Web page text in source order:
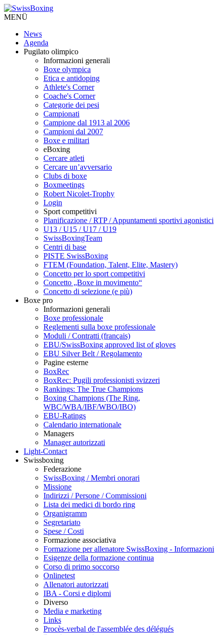
MENÜ
News
Agenda
Pugilato olimpico
Informazioni generali
Boxe olympica
Etica e antidoping
Athlete's Corner
Coache's Corner
Categorie dei pesi
Campionati
Campione dal 1913 al 2006
Campioni dal 2007
Boxe e militari
eBoxing
Cercare atleti
Cercare un’avversario
Clubs di boxe
Boxmeetings
Robert Nicolet-Trophy
Login
Sport competitivi
Planificazione / RTP / Appuntamenti sportivi agonistici
U13 / U15 / U17 / U19
SwissBoxingTeam
Centri di base
PISTE SwissBoxing
FTEM (Foundation, Talent, Elite, Mastery)
Concetto per lo sport competitivi
Concetto „Boxe in movimento“
Concetto di selezione (e più)
Boxe pro
Informazioni generali
Boxe professionale
Reglementi sulla boxe professionale
Moduli / Contratti (français)
EBU/SwissBoxing approved list of gloves
EBU Silver Belt / Regolamento
Pagine esterne
BoxRec
BoxRec: Pugili professionisti svizzeri
Rankings: The True Champions
Boxing Champions (The Ring,
WBC/WBA/IBF/WBO/IBO)
EBU-Ratings
Calendario internationale
Managers
Manager autorizzati
Light-Contact
Swissboxing
Federazione
SwissBoxing / Membri onorari
Missione
Indirizzi / Persone / Commissioni
Lista dei medici di bordo ring
Organigramm
Segretariato
Spese / Costi
Formazione associativa
Formazione per allenatore SwissBoxing - Informazioni
Esigenze della formazione continua
Corso di primo soccorso
Onlinetest
Allenatori autorizzati
IBA - Corsi e diplomi
Diverso
Media e marketing
Links
Procès-verbal de l'assemblée des délégués